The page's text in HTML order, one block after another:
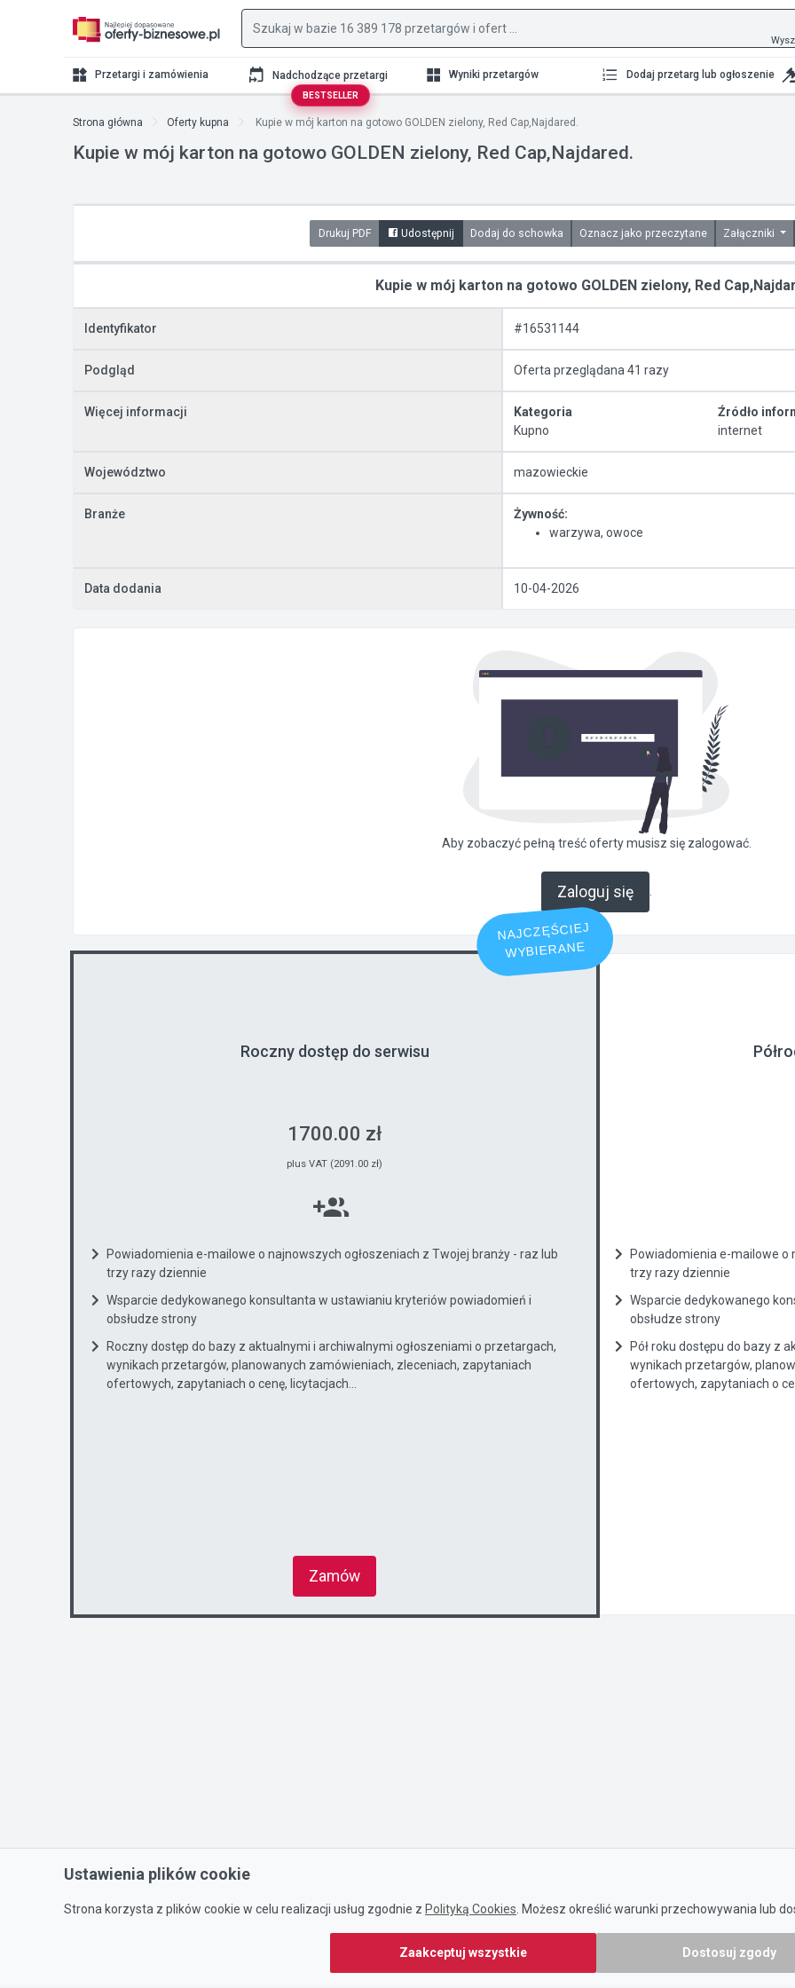
Przetargi i zamówienia Nadchodzące przetargi
BESTSELLER
Wyniki przetargów Dodaj przetarg lub ogłoszenie
Strona główna Oferty kupna Kupie w mój karton na gotowo GOLDEN zielony, Red Cap,Najdared.
Kupie w mój karton na gotowo GOLDEN zielony, Red Cap,Najdared.
Drukuj PDF Udostępnij Dodaj do schowka Oznacz jako przeczytane Załączniki
Kupie w mój karton na gotowo GOLDEN zielony, Red
Identyfikator #16531144
Podgląd Oferta przeglądana 41 razy
Więcej informacji
Kategoria
Kupno
Źródło
internet
Województwo mazowieckie
Branże
Żywność:
warzywa, owoce
Data dodania 10-04-2026
Aby zobaczyć pełną treść oferty musisz się zalogować.
Zaloguj się
NAJCZĘŚCIEJ
WYBIERANE
Roczny dostęp do serwisu
1700.00 zł
plus VAT (2091.00 zł)
Powiadomienia e-mailowe o najnowszych ogłoszeniach z Twojej branży - raz lub
trzy razy dziennie
Wsparcie dedykowanego konsultanta w ustawianiu kryteriów powiadomień i
obsłudze strony
Roczny dostęp do bazy z aktualnymi i archiwalnymi ogłoszeniami o przetargach,
wynikach przetargów, planowanych zamówieniach, zleceniach, zapytaniach
ofertowych, zapytaniach o cenę, licytacjach...
Zamów
Powiadomienia e-mailowe o
trzy razy dziennie
Wsparcie dedykowanego
obsłudze strony
Pół roku dostępu do bazy z
wynikach przetargów,
ofertowych, zapytaniach o
Ustawienia plików cookie
Strona korzysta z plików cookie w celu realizacji usług zgodnie z Polityką Cookies . Możesz określić warunki przechowywania lub
Zaakceptuj wszystkie Dostosuj zgody